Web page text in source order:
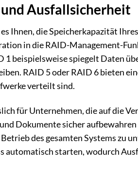
Ausfallsicherheit
Ihnen, die Speicherkapazität
in die RAID-Management-
beispielsweise spiegelt Daten
RAID 5 oder RAID 6 bieten
verteilt sind.
für Unternehmen, die auf die
Dokumente sicher
des gesamten Systems zu
automatisch starten, wodurch